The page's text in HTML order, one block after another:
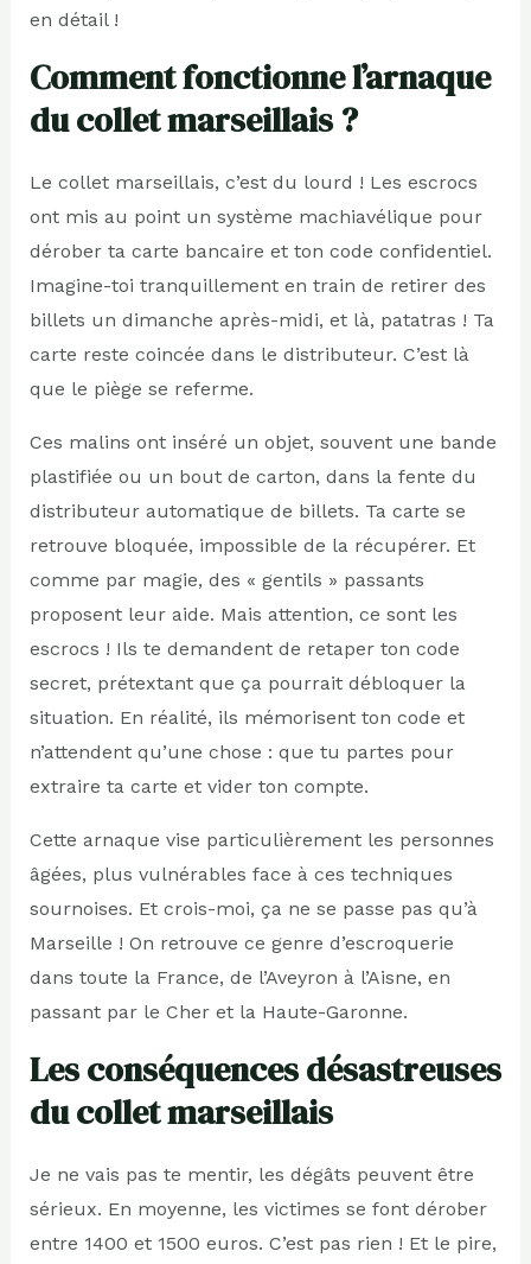
en détail !
Comment fonctionne l’arnaque
du collet marseillais ?
Le collet marseillais, c’est du lourd ! Les escrocs
ont mis au point un système machiavélique pour
dérober ta carte bancaire et ton code confidentiel.
Imagine-toi tranquillement en train de retirer des
billets un dimanche après-midi, et là, patatras ! Ta
carte reste coincée dans le distributeur. C’est là
que le piège se referme.
Ces malins ont inséré un objet, souvent une bande
plastifiée ou un bout de carton, dans la fente du
distributeur automatique de billets. Ta carte se
retrouve bloquée, impossible de la récupérer. Et
comme par magie, des « gentils » passants
proposent leur aide. Mais attention, ce sont les
escrocs ! Ils te demandent de retaper ton code
secret, prétextant que ça pourrait débloquer la
situation. En réalité, ils mémorisent ton code et
n’attendent qu’une chose : que tu partes pour
extraire ta carte et vider ton compte.
Cette arnaque vise particulièrement les personnes
âgées, plus vulnérables face à ces techniques
sournoises. Et crois-moi, ça ne se passe pas qu’à
Marseille ! On retrouve ce genre d’escroquerie
dans toute la France, de l’Aveyron à l’Aisne, en
passant par le Cher et la Haute-Garonne.
Les conséquences désastreuses
du collet marseillais
Je ne vais pas te mentir, les dégâts peuvent être
sérieux. En moyenne, les victimes se font dérober
entre 1400 et 1500 euros. C’est pas rien ! Et le pire,